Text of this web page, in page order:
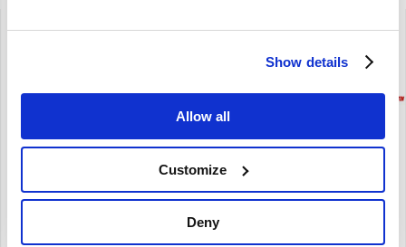
Show details
Allow all
Customize
Deny
Simons aansluit set Volvo Amazon 4-2-1 naar Simons
Amazon